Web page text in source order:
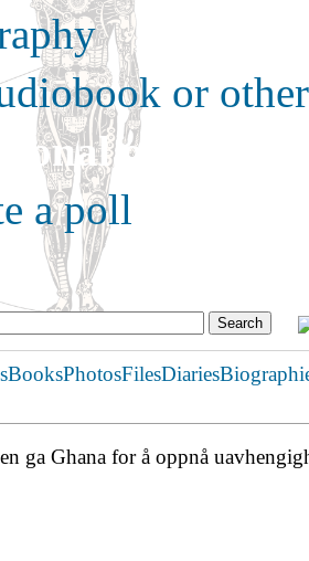
or
options:
a poll
BooksPhotosFilesDiaries
ga Ghana for å oppnå